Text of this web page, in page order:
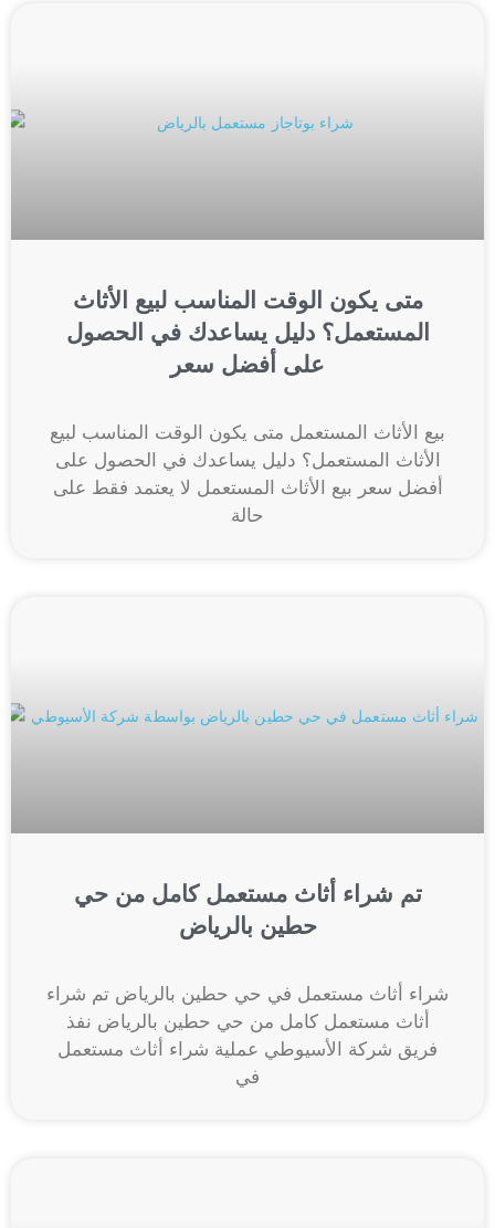
متى يكون الوقت المناسب لبيع الأثاث
المستعمل؟ دليل يساعدك في الحصول
على أفضل سعر
بيع الأثاث المستعمل متى يكون الوقت المناسب لبيع
الأثاث المستعمل؟ دليل يساعدك في الحصول على
أفضل سعر بيع الأثاث المستعمل لا يعتمد فقط على
حالة
تم شراء أثاث مستعمل كامل من حي
حطين بالرياض
شراء أثاث مستعمل في حي حطين بالرياض تم شراء
أثاث مستعمل كامل من حي حطين بالرياض نفذ
فريق شركة الأسيوطي عملية شراء أثاث مستعمل
في